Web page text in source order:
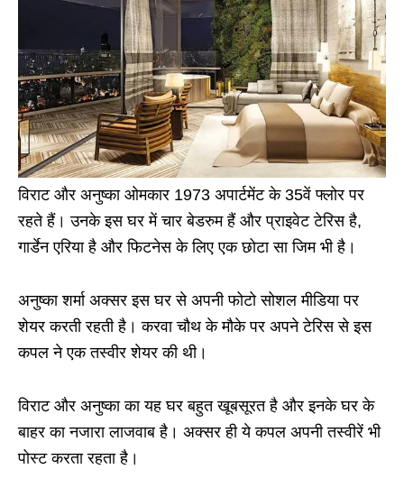
विराट और अनुष्का ओमकार 1973 अपार्टमेंट के 35वें फ्लोर पर
रहते हैं। उनके इस घर में चार बेडरुम हैं और प्राइवेट टेरिस है,
गार्डेन एरिया है और फिटनेस के लिए एक छोटा सा जिम भी है।
अनुष्का शर्मा अक्सर इस घर से अपनी फोटो सोशल मीडिया पर
शेयर करती रहती है। करवा चौथ के मौके पर अपने टेरिस से इस
कपल ने एक तस्वीर शेयर की थी।
विराट और अनुष्का का यह घर बहुत खूबसूरत है और इनके घर के
बाहर का नजारा लाजवाब है। अक्सर ही ये कपल अपनी तस्वीरें भी
पोस्ट करता रहता है।